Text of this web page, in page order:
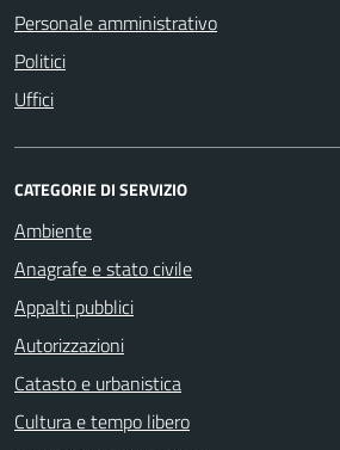
Personale amministrativo
Politici
Uffici
CATEGORIE DI SERVIZIO
Ambiente
Anagrafe e stato civile
Appalti pubblici
Autorizzazioni
Catasto e urbanistica
Cultura e tempo libero